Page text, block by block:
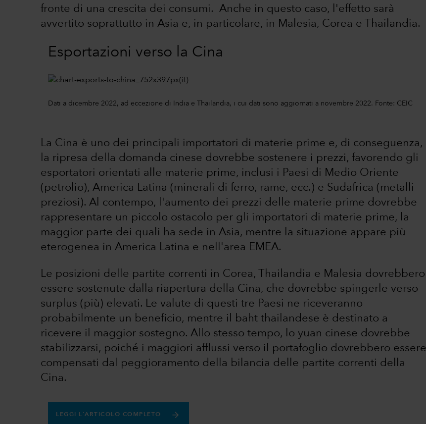
fronte di una crescita dei consumi. Anche in questo caso, l'effetto sarà
avvertito soprattutto in Asia e, in particolare, in Malesia, Corea e Thailandia.
Esportazioni verso la Cina
Dati a dicembre 2022, ad eccezione di India e Thailandia, i cui dati sono aggiornati a novembre 2022. Fonte: CEIC
La Cina è uno dei principali importatori di materie prime e, di conseguenza,
la ripresa della domanda cinese dovrebbe sostenere i prezzi, favorendo gli
esportatori orientati alle materie prime, inclusi i Paesi di Medio Oriente
(petrolio), America Latina (minerali di ferro, rame, ecc.) e Sudafrica (metalli
preziosi). Al contempo, l'aumento dei prezzi delle materie prime dovrebbe
rappresentare un piccolo ostacolo per gli importatori di materie prime, la
maggior parte dei quali ha sede in Asia, mentre la situazione appare più
eterogenea in America Latina e nell'area EMEA.
Le posizioni delle partite correnti in Corea, Thailandia e Malesia dovrebbero
essere sostenute dalla riapertura della Cina, che dovrebbe spingerle verso
surplus (più) elevati. Le valute di questi tre Paesi ne riceveranno
probabilmente un beneficio, mentre il baht thailandese è destinato a
ricevere il maggior sostegno. Allo stesso tempo, lo yuan cinese dovrebbe
stabilizzarsi, poiché i maggiori afflussi verso il portafoglio dovrebbero essere
compensati dal peggioramento della bilancia delle partite correnti della
Cina.
LEGGI L'ARTICOLO COMPLETO